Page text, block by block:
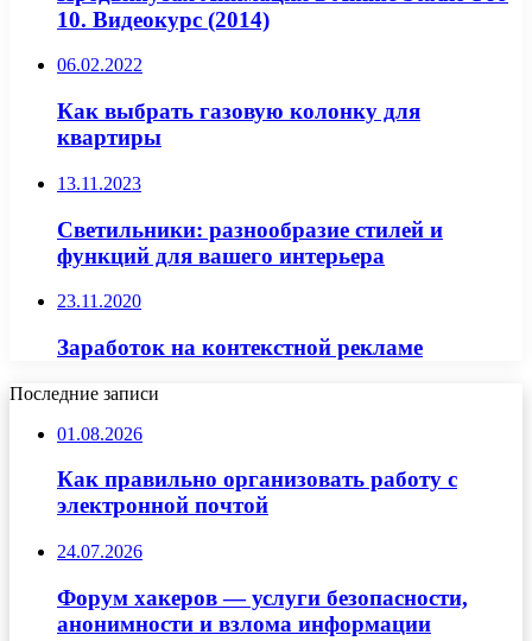
10. Видеокурс (2014)
06.02.2022
Как выбрать газовую колонку для
квартиры
13.11.2023
Светильники: разнообразие стилей и
функций для вашего интерьера
23.11.2020
Заработок на контекстной рекламе
Последние записи
01.08.2026
Как правильно организовать работу с
электронной почтой
24.07.2026
Форум хакеров — услуги безопасности,
анонимности и взлома информации